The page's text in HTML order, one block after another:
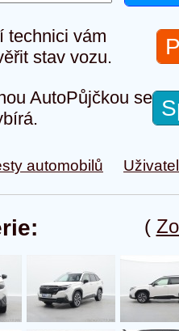
technici vám
stav vozu.
AutoPůjčkou se
automobilů
(